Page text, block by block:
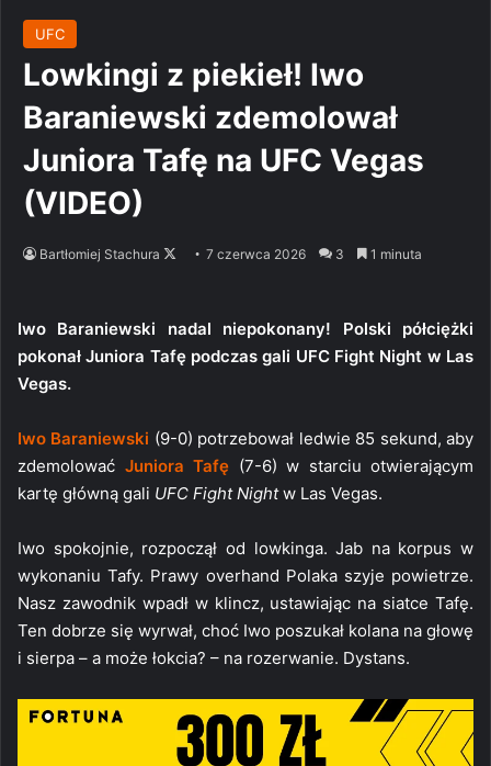
UFC
Lowkingi z piekieł! Iwo
Baraniewski zdemolował
Juniora Tafę na UFC Vegas
(VIDEO)
Bartłomiej Stachura
Follow7 czerwca 2026 3 1 minuta
Iwo Baraniewski nadal niepokonany! Polski półciężki
pokonał Juniora Tafę podczas gali UFC Fight Night w Las
Vegas.
Iwo Baraniewski (9-0) potrzebował ledwie 85 sekund, aby
zdemolować Juniora Tafę (7-6) w starciu otwierającym
kartę główną gali UFC Fight Nightw Las Vegas.
Iwo spokojnie, rozpoczął od lowkinga. Jab na korpus w
wykonaniu Tafy. Prawy overhand Polaka szyje powietrze.
Nasz zawodnik wpadł w klincz, ustawiając na siatce Tafę.
Ten dobrze się wyrwał, choć Iwo poszukał kolana na głowę
i sierpa – a może łokcia? – na rozerwanie. Dystans.